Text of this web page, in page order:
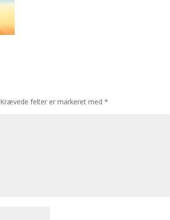
Krævede felter er markeret med*